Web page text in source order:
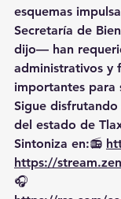
esquemas
Secretaría de
dijo— han
administrativos y
importantes para
Sigue
del estado de
Sintoniza en:📻
https://
🎧